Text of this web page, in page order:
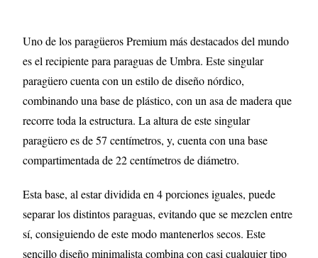
Uno de los paragüeros Premium más destacados del mundo
es el recipiente para paraguas de Umbra. Este singular
paragüero cuenta con un estilo de diseño nórdico,
combinando una base de plástico, con un asa de madera que
recorre toda la estructura. La altura de este singular
paragüero es de 57 centímetros, y, cuenta con una base
compartimentada de 22 centímetros de diámetro.
Esta base, al estar dividida en 4 porciones iguales, puede
separar los distintos paraguas, evitando que se mezclen entre
sí, consiguiendo de este modo mantenerlos secos. Este
sencillo diseño minimalista combina con casi cualquier tipo